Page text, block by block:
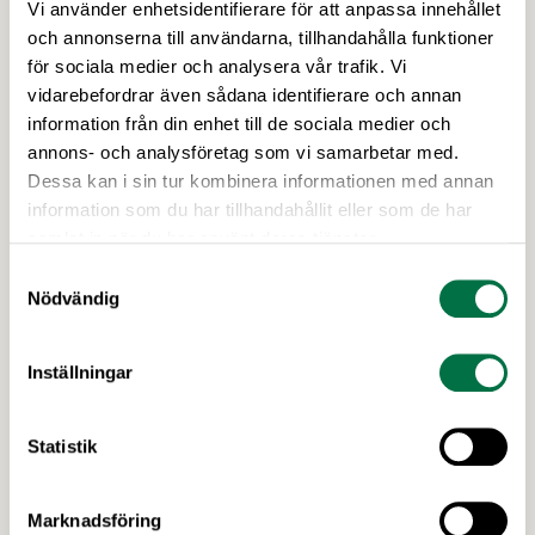
Vi använder enhetsidentifierare för att anpassa innehållet
och annonserna till användarna, tillhandahålla funktioner
för sociala medier och analysera vår trafik. Vi
vidarebefordrar även sådana identifierare och annan
information från din enhet till de sociala medier och
annons- och analysföretag som vi samarbetar med.
Dessa kan i sin tur kombinera informationen med annan
information som du har tillhandahållit eller som de har
Nödvändig
Inställningar
Statistik
Marknadsföring
Anmälan öppen för Food Science
Swedens konferens 2026 –
Livsmedelsföretagen
19 MARS 2026
Food Science Sweden Conference den 23 april i
Lund lyfter fram vilken roll forskning om
diskussionerna om högprocessade livsmedel ökar.
Sista anmälningsdag 13 april! Processad mat har
med säker och effektiv …